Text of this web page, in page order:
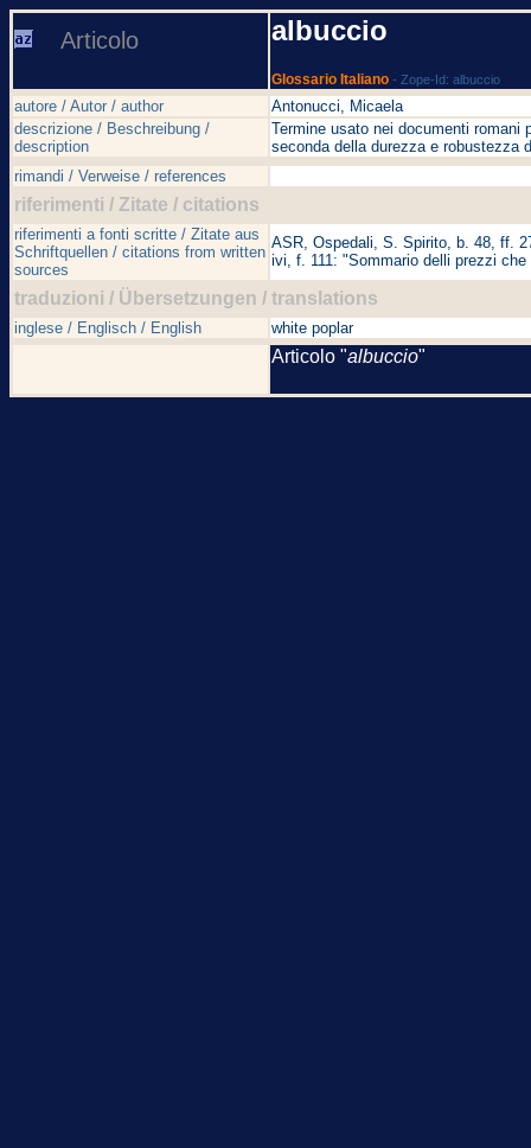
Articolo albuccio
Glossario Italiano - Zope-Id: albuccio
autore / Autor / author
Antonucci, Micaela
descrizione / Beschreibung /
description
Termine usato nei documenti romani
seconda della durezza e robustezza
rimandi / Verweise / references
riferimenti / Zitate / citations
riferimenti a fonti scritte / Zitate aus
Schriftquellen / citations from written
sources
ASR, Ospedali, S. Spirito, b. 48, ff.
ivi, f. 111: "Sommario delli prezzi
traduzioni / Übersetzungen / translations
inglese / Englisch / English white poplar
Articolo "albuccio"